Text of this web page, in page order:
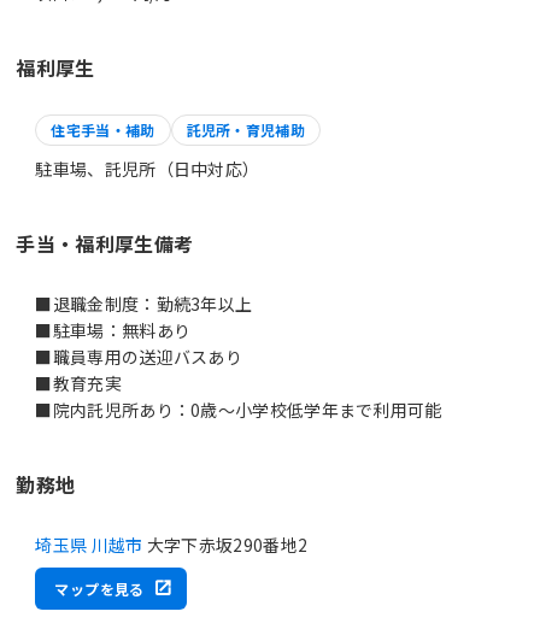
福利厚生
住宅手当・補助 託児所・育児補助
駐車場、託児所（日中対応）
手当・福利厚生備考
■退職金制度：勤続3年以上
■駐車場：無料あり
■職員専用の送迎バスあり
■教育充実
■院内託児所あり：0歳～小学校低学年まで利用可能
勤務地
埼玉県 川越市 大字下赤坂290番地2
マップを見る